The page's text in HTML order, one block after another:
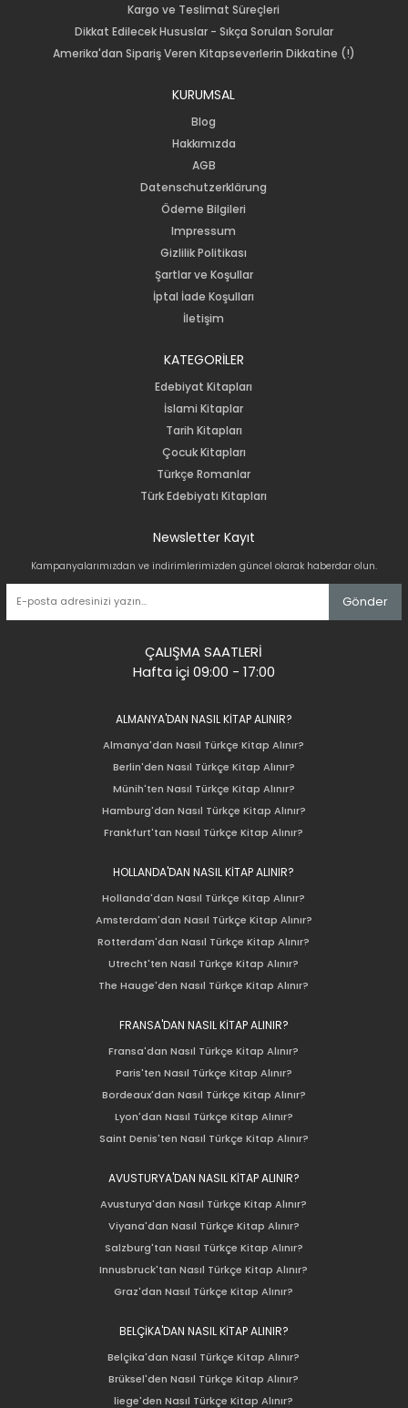
Kargo ve Teslimat Süreçleri
Dikkat Edilecek Hususlar - Sıkça Sorulan Sorular
Amerika'dan Sipariş Veren Kitapseverlerin Dikkatine (!)
KURUMSAL
Blog
Hakkımızda
AGB
Datenschutzerklärung
Ödeme Bilgileri
Impressum
Gizlilik Politikası
Şartlar ve Koşullar
İptal İade Koşulları
İletişim
KATEGORİLER
Edebiyat Kitapları
İslami Kitaplar
Tarih Kitapları
Çocuk Kitapları
Türkçe Romanlar
Türk Edebiyatı Kitapları
Newsletter Kayıt
Kampanyalarımızdan ve indirimlerimizden güncel olarak haberdar olun.
Gönder
ÇALIŞMA SAATLERİ
Hafta içi 09:00 - 17:00
ALMANYA'DAN NASIL KİTAP ALINIR?
Almanya'dan Nasıl Türkçe Kitap Alınır?
Berlin'den Nasıl Türkçe Kitap Alınır?
Münih'ten Nasıl Türkçe Kitap Alınır?
Hamburg'dan Nasıl Türkçe Kitap Alınır?
Frankfurt'tan Nasıl Türkçe Kitap Alınır?
HOLLANDA'DAN NASIL KİTAP ALINIR?
Hollanda'dan Nasıl Türkçe Kitap Alınır?
Amsterdam'dan Nasıl Türkçe Kitap Alınır?
Rotterdam'dan Nasıl Türkçe Kitap Alınır?
Utrecht'ten Nasıl Türkçe Kitap Alınır?
The Hauge'den Nasıl Türkçe Kitap Alınır?
FRANSA'DAN NASIL KİTAP ALINIR?
Fransa'dan Nasıl Türkçe Kitap Alınır?
Paris'ten Nasıl Türkçe Kitap Alınır?
Bordeaux'dan Nasıl Türkçe Kitap Alınır?
Lyon'dan Nasıl Türkçe Kitap Alınır?
Saint Denis'ten Nasıl Türkçe Kitap Alınır?
AVUSTURYA'DAN NASIL KİTAP ALINIR?
Avusturya'dan Nasıl Türkçe Kitap Alınır?
Viyana'dan Nasıl Türkçe Kitap Alınır?
Salzburg'tan Nasıl Türkçe Kitap Alınır?
Innusbruck'tan Nasıl Türkçe Kitap Alınır?
Graz'dan Nasıl Türkçe Kitap Alınır?
BELÇİKA'DAN NASIL KİTAP ALINIR?
Belçika'dan Nasıl Türkçe Kitap Alınır?
Brüksel'den Nasıl Türkçe Kitap Alınır?
liege'den Nasıl Türkçe Kitap Alınır?